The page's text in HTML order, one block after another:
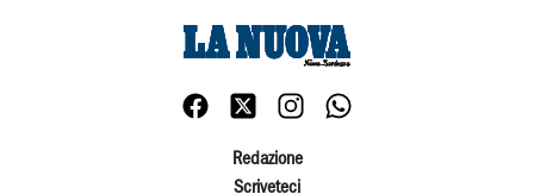
Redazione
Scriveteci